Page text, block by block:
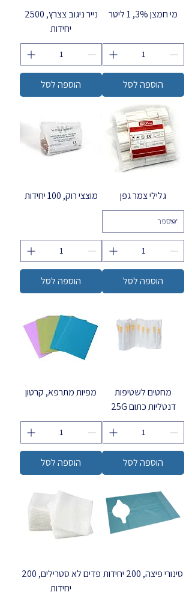
מי חמצן 3%, 1 ליטר
הוספה לסל
נייר ניגוב צצרץ, 2500
יחידות
הוספה לסל
גלילי צמר גפן
הוספה לסל
מוצצי רוק, 100 יחידות
הוספה לסל
מחטים לשטיפות
דנטליות כתום 25G
הוספה לסל
מפיות מתרפא, קרטון
הוספה לסל
סינורי פיצה, 200 יחידות
פדים לא סטרילים, 200
יחידות